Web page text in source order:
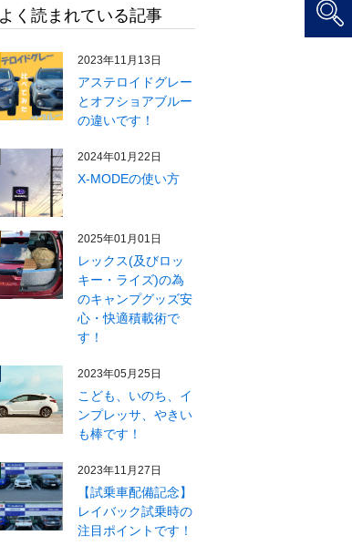
よく読まれている記事
2023年11月13日
アステロイドグレー
とオフショアブルー
の違いです！
2024年01月22日
X‐MODEの使い方
2025年01月01日
レックス(及びロッ
キー・ライズ)の為
のキャンプグッズ安
心・快適積載術で
す！
2023年05月25日
こども、いのち、イ
ンプレッサ、やきい
も棒です！
2023年11月27日
【試乗車配備記念】
レイバック試乗時の
注目ポイントです！